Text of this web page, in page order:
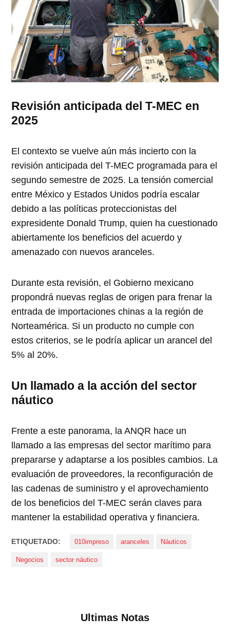
Revisión anticipada del T-MEC en
2025
El contexto se vuelve aún más incierto con la
revisión anticipada del T-MEC programada para el
segundo semestre de 2025. La tensión comercial
entre México y Estados Unidos podría escalar
debido a las políticas proteccionistas del
expresidente Donald Trump, quien ha cuestionado
abiertamente los beneficios del acuerdo y
amenazado con nuevos aranceles.
Durante esta revisión, el Gobierno mexicano
propondrá nuevas reglas de origen para frenar la
entrada de importaciones chinas a la región de
Norteamérica. Si un producto no cumple con
estos criterios, se le podría aplicar un arancel del
5% al 20%.
Un llamado a la acción del sector
náutico
Frente a este panorama, la ANQR hace un
llamado a las empresas del sector marítimo para
prepararse y adaptarse a los posibles cambios. La
evaluación de proveedores, la reconfiguración de
las cadenas de suministro y el aprovechamiento
de los beneficios del T-MEC serán claves para
mantener la estabilidad operativa y financiera.
ETIQUETADO: 010impreso aranceles Náuticos
Negocios sector náutico
Ultimas Notas